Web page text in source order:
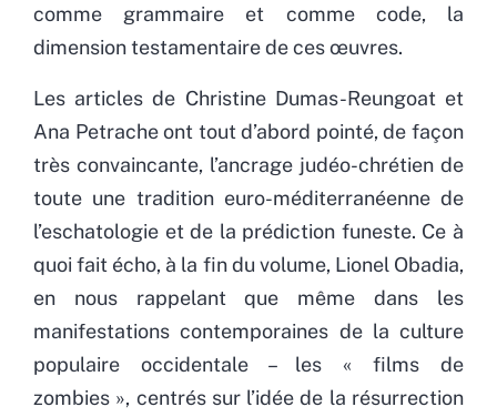
comme grammaire et comme code, la
dimension testamentaire de ces œuvres.
Les articles de Christine Dumas-Reungoat et
Ana Petrache ont tout d’abord pointé, de façon
très convaincante, l’ancrage judéo-chrétien de
toute une tradition euro-méditerranéenne de
l’eschatologie et de la prédiction funeste. Ce à
quoi fait écho, à la fin du volume, Lionel Obadia,
en nous rappelant que même dans les
manifestations contemporaines de la culture
populaire occidentale – les « films de
zombies », centrés sur l’idée de la résurrection